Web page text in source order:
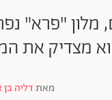
מלון "פרא"
מצדיק את
מאתדליה בן